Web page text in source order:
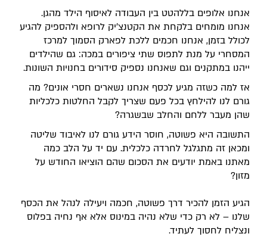
אנחנו אלופים בללהטט בין העבודה לאיסוף הילד מהגן.
אנחנו מומחים בלקחת את הקטנצ'יק לרופא ולהספיק להגיע
לכולל בזמן, אנחנו חכמים ללכת לפארק הסמוך למרכז
המסחרי על מנת לתפוס שתי ציפורים במכה: גם שהילדים
ייהנו במתקנים וגם שאנחנו נספיק סידורים בחנויות השונות.
אז למה כשזה מגיע לכסף אנחנו נשארים חסרי אונים? מה
גורם לנו להילחץ בכל פעם שצריך לקבל החלטות כלכליות
שהן מעבר ללחם והחלב שבשגרה?
התשובה היא פשוטה, חוסר הידע גורם לנו לאיבוד שליטה
ומכאן זה מתגלגל לחרדה כלכלית. עם יד על הלב כמה
מאתנו באמת יודעים את הסכום שהם הוציאו החודש על
מזון?
הגיע הזמן להכיר דרך פשוטה, חכמה ויעילה לנהל את הכסף
שלנו – לא רק כדי שלא נהיה במינוס אלא אף נחיה בפלוס
ונצליח לחסוך לעתיד.